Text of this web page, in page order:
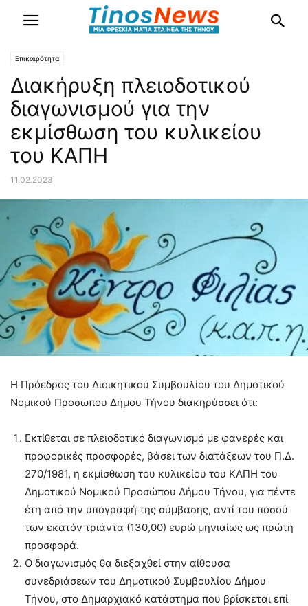
Επικαιρότητα
Διακήρυξη πλειοδοτικού
διαγωνισμού για την
εκμίσθωση του κυλικείου
του ΚΑΠΗ
11.02.2023
Η Πρόεδρος του Διοικητικού Συμβουλίου του Δημοτικού
Νομικού Προσώπου Δήμου Τήνου διακηρύσσει ότι:
Εκτίθεται σε πλειοδοτικό διαγωνισμό με φανερές και
προφορικές προσφορές, βάσει των διατάξεων του Π.Δ.
270/1981, η εκμίσθωση του κυλικείου του ΚΑΠΗ του
Δημοτικού Νομικού Προσώπου Δήμου Τήνου, για πέντε
έτη από την υπογραφή της σύμβασης, αντί του ποσού
των εκατόν τριάντα (130,00) ευρώ μηνιαίως ως πρώτη
προσφορά.
Ο διαγωνισμός θα διεξαχθεί στην αίθουσα
συνεδριάσεων του Δημοτικού Συμβουλίου Δήμου
Τήνου, στο Δημαρχιακό κατάστημα που βρίσκεται επί